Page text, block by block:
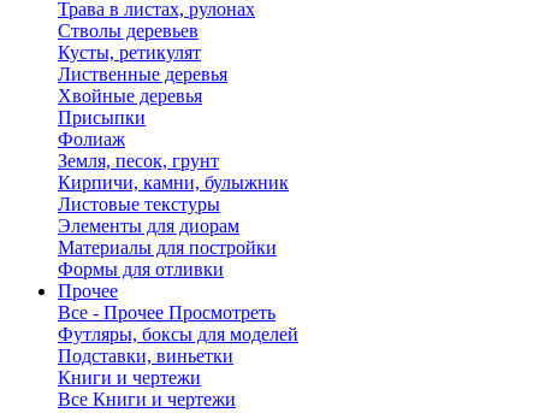
Трава в листах, рулонах
Стволы деревьев
Кусты, ретикулят
Лиственные деревья
Хвойные деревья
Присыпки
Фолиаж
Земля, песок, грунт
Кирпичи, камни, булыжник
Листовые текстуры
Элементы для диорам
Материалы для постройки
Формы для отливки
Прочее
Все - Прочее Просмотреть
Футляры, боксы для моделей
Подставки, виньетки
Книги и чертежи
Все Книги и чертежи